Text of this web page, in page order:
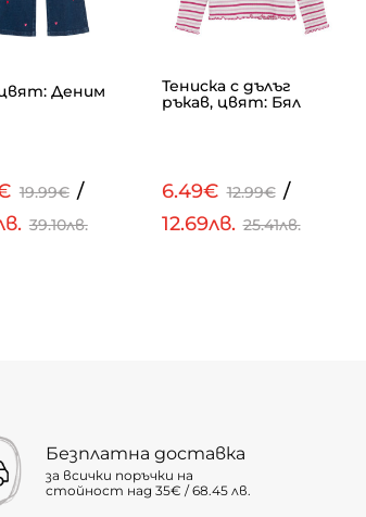
Деним
19.99€ /
39.10лв.
Тениска с дълъг
ръкав, цвят: Бял
6.49€ 12.99€ /
12.69лв. 25.41лв.
Безплатна доставка
за всички поръчки на
стойност над 35€ / 68.45 лв.